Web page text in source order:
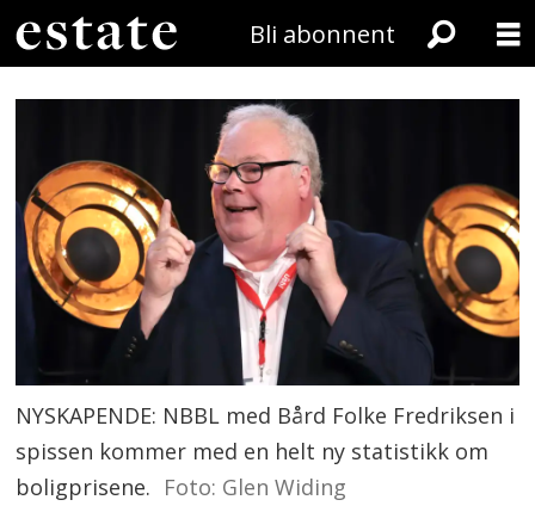
Bli abonnent
NYSKAPENDE: NBBL med Bård Folke Fredriksen i
spissen kommer med en helt ny statistikk om
boligprisene. Foto: Glen Widing